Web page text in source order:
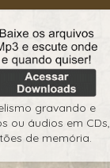
gravando e
ou áudios em CDs,
de memória.